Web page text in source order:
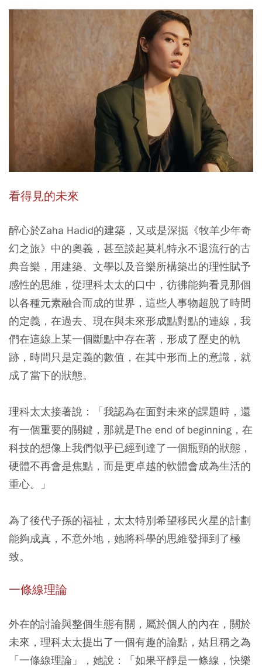
看得見的未來
醉心於Zaha Hadid的建築，又或是深掘《牧羊少年奇
幻之旅》中的奧義，甚至談起莫札特永不退流行的古
典音樂，用建築、文學以及音樂所構築出的理性賦予
感性的思維，從理科太太的口中，彷彿能夠看見那個
以各種元素融合而成的世界，這些人事物超脫了時間
的定義，在過去、現在與未來形成點對點的連線，我
們在這線上某一個斷點中存在著，形成了歷史的軌
跡，時間只是定義的數值，在其中形而上的意識，就
成了當下的狀態。
理科太太接著說：「我認為在面對未來的課題時，還
有一個重要的關鍵，那就是The end of beginning，在
科技的想像上我們似乎已經到達了一個瓶頸的狀態，
硬體不再會是焦點，而是更卓越的軟體會成為生活的
重心。」
為了後代子孫的福祉，太太特別希望移民火星的計劃
能夠成真，不意外地，她將科學的思維發揮到了極
致。
一條線理論
外在的討論與整個生態有關，屬於個人的內在，關於
未來，理科太太提出了一個有趣的論點，姑且稱之為
「一條線理論」，她說：「如果平靜是一條線，快樂